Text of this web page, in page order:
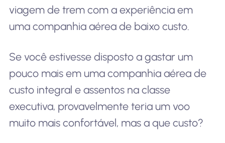
viagem de trem com a experiência em
uma companhia aérea de baixo custo.
Se você estivesse disposto a gastar um
pouco mais em uma companhia aérea de
custo integral e assentos na classe
executiva, provavelmente teria um voo
muito mais confortável, mas a que custo?